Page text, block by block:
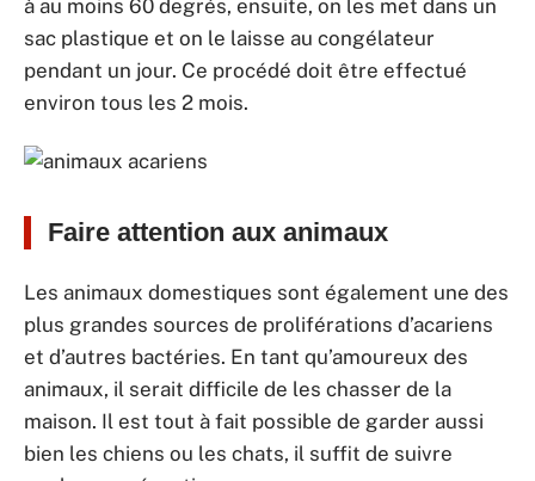
à au moins 60 degrés, ensuite, on les met dans un
sac plastique et on le laisse au congélateur
pendant un jour. Ce procédé doit être effectué
environ tous les 2 mois.
Faire attention aux animaux
Les animaux domestiques sont également une des
plus grandes sources de proliférations d’acariens
et d’autres bactéries. En tant qu’amoureux des
animaux, il serait difficile de les chasser de la
maison. Il est tout à fait possible de garder aussi
bien les chiens ou les chats, il suffit de suivre